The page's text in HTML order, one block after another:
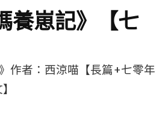
養崽記》【七
作者：西涼喵【長篇+七零年